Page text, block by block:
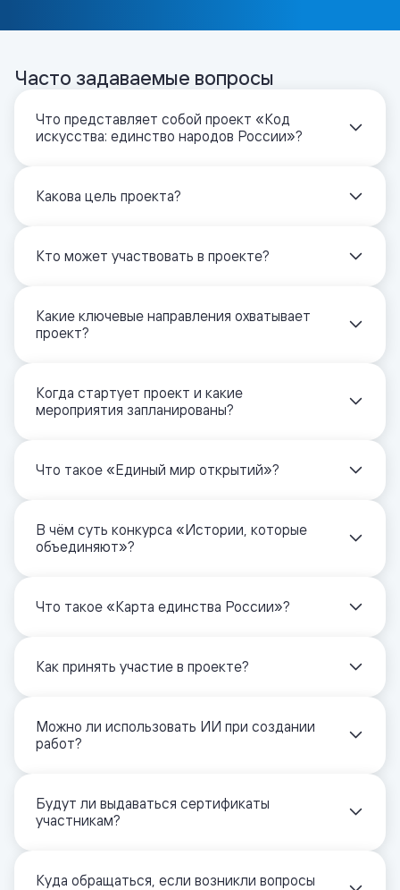
Часто задаваемые вопросы
Что представляет собой проект «Код
искусства: единство народов России»?
Какова цель проекта?
Кто может участвовать в проекте?
Какие ключевые направления охватывает
проект?
Когда стартует проект и какие
мероприятия запланированы?
Что такое «Единый мир открытий»?
В чём суть конкурса «Истории, которые
объединяют»?
Что такое «Карта единства России»?
Как принять участие в проекте?
Можно ли использовать ИИ при создании
работ?
Будут ли выдаваться сертификаты
участникам?
Куда обращаться, если возникли вопросы